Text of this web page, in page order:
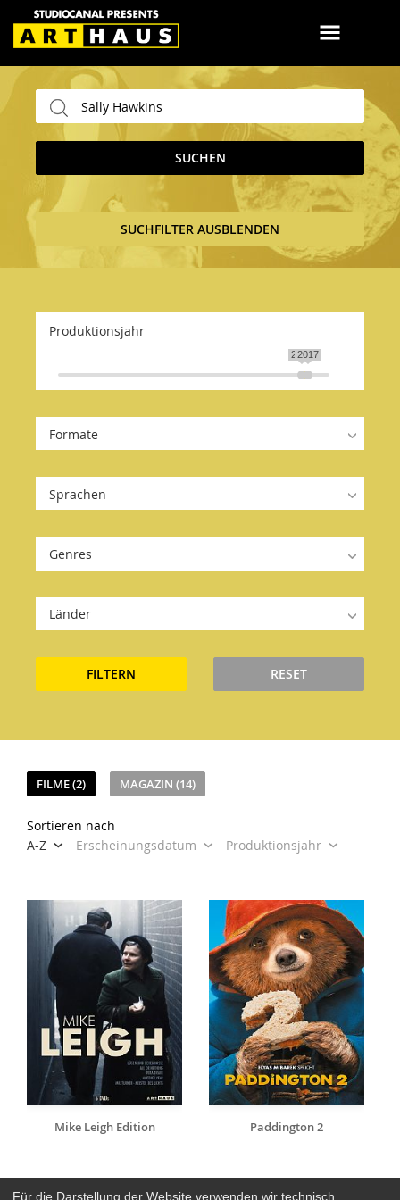
SUCHEN
SUCHFILTER AUSBLENDEN
Produktionsjahr
2014
2017
Formate
Sprachen
Genres
Länder
FILTERN RESET
FILME (2) MAGAZIN (14)
Sortieren nach
A-Z
Erscheinungsdatum Produktionsjahr
Mike Leigh Edition Paddington 2
Für die Darstellung der Website verwenden wir technisch